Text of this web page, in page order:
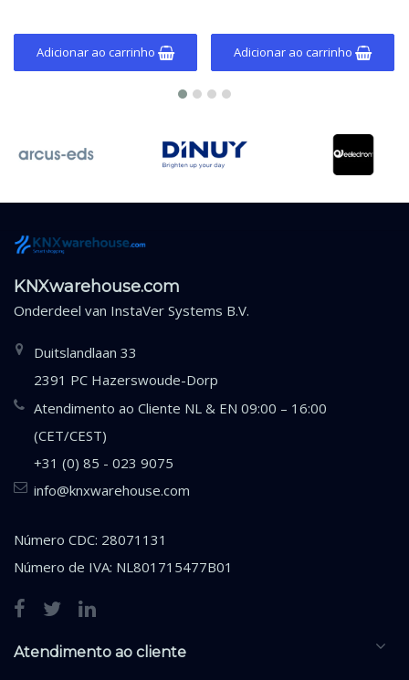
Adicionar ao carrinho Adicionar ao carrinho
KNXwarehouse.com
Onderdeel van InstaVer Systems B.V.
Duitslandlaan 33
2391 PC Hazerswoude-Dorp
Atendimento ao Cliente NL & EN 09:00 – 16:00
(CET/CEST)
+31 (0) 85 - 023 9075
info@knxwarehouse.com
Número CDC: 28071131
Número de IVA: NL801715477B01
Atendimento ao cliente